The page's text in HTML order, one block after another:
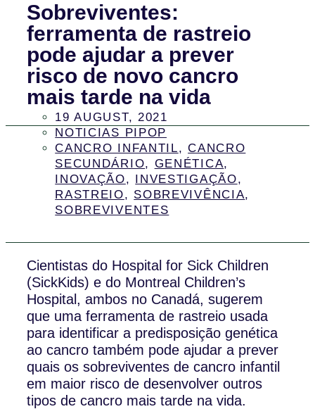
Sobreviventes:
ferramenta de rastreio
pode ajudar a prever
risco de novo cancro
mais tarde na vida
19 AUGUST, 2021
NOTICIAS PIPOP
CANCRO INFANTIL,CANCRO
SECUNDÁRIO, GENÉTICA,
INOVAÇÃO, INVESTIGAÇÃO,
RASTREIO, SOBREVIVÊNCIA,
SOBREVIVENTES
Cientistas do Hospital for Sick Children
(SickKids) e do Montreal Children’s
Hospital, ambos no Canadá, sugerem
que uma ferramenta de rastreio usada
para identificar a predisposição genética
ao cancro também pode ajudar a prever
quais os sobreviventes de cancro infantil
em maior risco de desenvolver outros
tipos de cancro mais tarde na vida.